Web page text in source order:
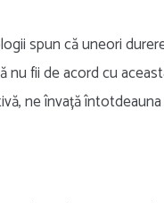
spun că uneori
nu fii de acord cu
ne învață întotdeauna